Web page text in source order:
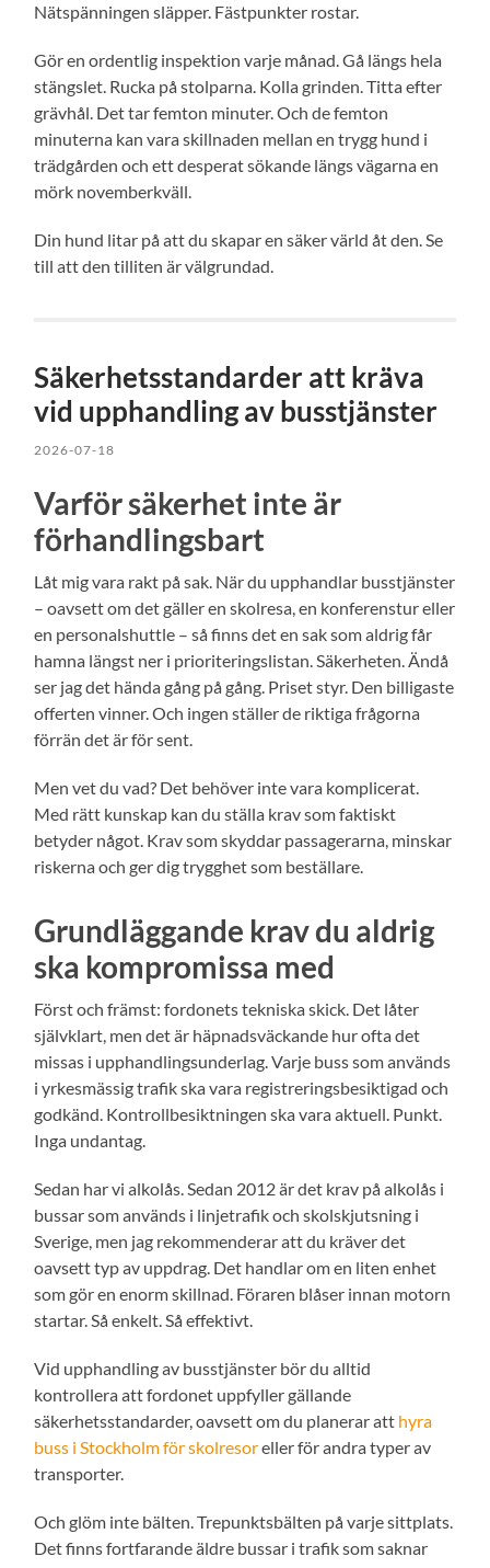
Nätspänningen släpper. Fästpunkter rostar.
Gör en ordentlig inspektion varje månad. Gå längs hela
stängslet. Rucka på stolparna. Kolla grinden. Titta efter
grävhål. Det tar femton minuter. Och de femton
minuterna kan vara skillnaden mellan en trygg hund i
trädgården och ett desperat sökande längs vägarna en
mörk novemberkväll.
Din hund litar på att du skapar en säker värld åt den. Se
till att den tilliten är välgrundad.
Säkerhetsstandarder att kräva
vid upphandling av busstjänster
2026-07-18
Varför säkerhet inte är
förhandlingsbart
Låt mig vara rakt på sak. När du upphandlar busstjänster
– oavsett om det gäller en skolresa, en konferenstur eller
en personalshuttle – så finns det en sak som aldrig får
hamna längst ner i prioriteringslistan. Säkerheten. Ändå
ser jag det hända gång på gång. Priset styr. Den billigaste
offerten vinner. Och ingen ställer de riktiga frågorna
förrän det är för sent.
Men vet du vad? Det behöver inte vara komplicerat.
Med rätt kunskap kan du ställa krav som faktiskt
betyder något. Krav som skyddar passagerarna, minskar
riskerna och ger dig trygghet som beställare.
Grundläggande krav du aldrig
ska kompromissa med
Först och främst: fordonets tekniska skick. Det låter
självklart, men det är häpnadsväckande hur ofta det
missas i upphandlingsunderlag. Varje buss som används
i yrkesmässig trafik ska vara registreringsbesiktigad och
godkänd. Kontrollbesiktningen ska vara aktuell. Punkt.
Inga undantag.
Sedan har vi alkolås. Sedan 2012 är det krav på alkolås i
bussar som används i linjetrafik och skolskjutsning i
Sverige, men jag rekommenderar att du kräver det
oavsett typ av uppdrag. Det handlar om en liten enhet
som gör en enorm skillnad. Föraren blåser innan motorn
startar. Så enkelt. Så effektivt.
Vid upphandling av busstjänster bör du alltid
kontrollera att fordonet uppfyller gällande
säkerhetsstandarder, oavsett om du planerar att hyra
buss i Stockholm för skolresoreller för andra typer av
transporter.
Och glöm inte bälten. Trepunktsbälten på varje sittplats.
Det finns fortfarande äldre bussar i trafik som saknar